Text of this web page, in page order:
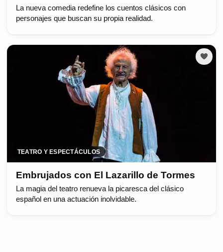
La nueva comedia redefine los cuentos clásicos con
personajes que buscan su propia realidad.
TEATRO Y ESPECTÁCULOS
Embrujados con El Lazarillo de Tormes
La magia del teatro renueva la picaresca del clásico
español en una actuación inolvidable.